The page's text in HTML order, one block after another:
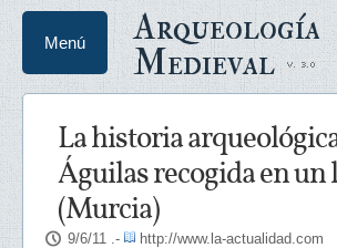
Arqueología
Medieval
Menú
La historia
Águilas recogida en
(Murcia)
9/6/11 .- http://www.la-actualidad.com